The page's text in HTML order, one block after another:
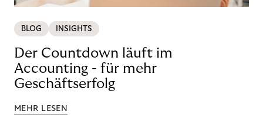
BLOG INSIGHTS
Der Countdown läuft im
Accounting - für mehr
Geschäftserfolg
MEHR LESEN